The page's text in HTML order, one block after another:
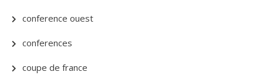
conference ouest
conferences
coupe de france